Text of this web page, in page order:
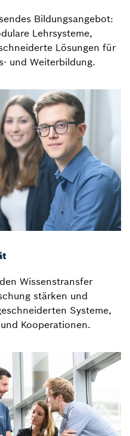
Bildungsangebot:
Lehrsysteme,
Lösungen für
und Weiterbildung.
Wissenstransfer
stärken und
Systeme,
Kooperationen.